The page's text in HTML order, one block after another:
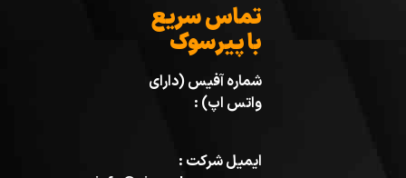
تماس سریع
با پیرسوک
شماره آفیس (دارای
واتس اپ) :
ایمیل شرکت :